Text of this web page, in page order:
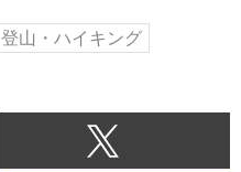
登山・ハイキング